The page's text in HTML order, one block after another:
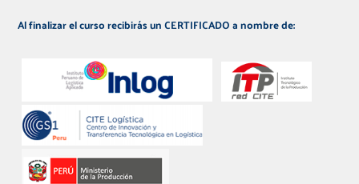
Al finalizar el curso recibirás un CERTIFICADO a nombre de: